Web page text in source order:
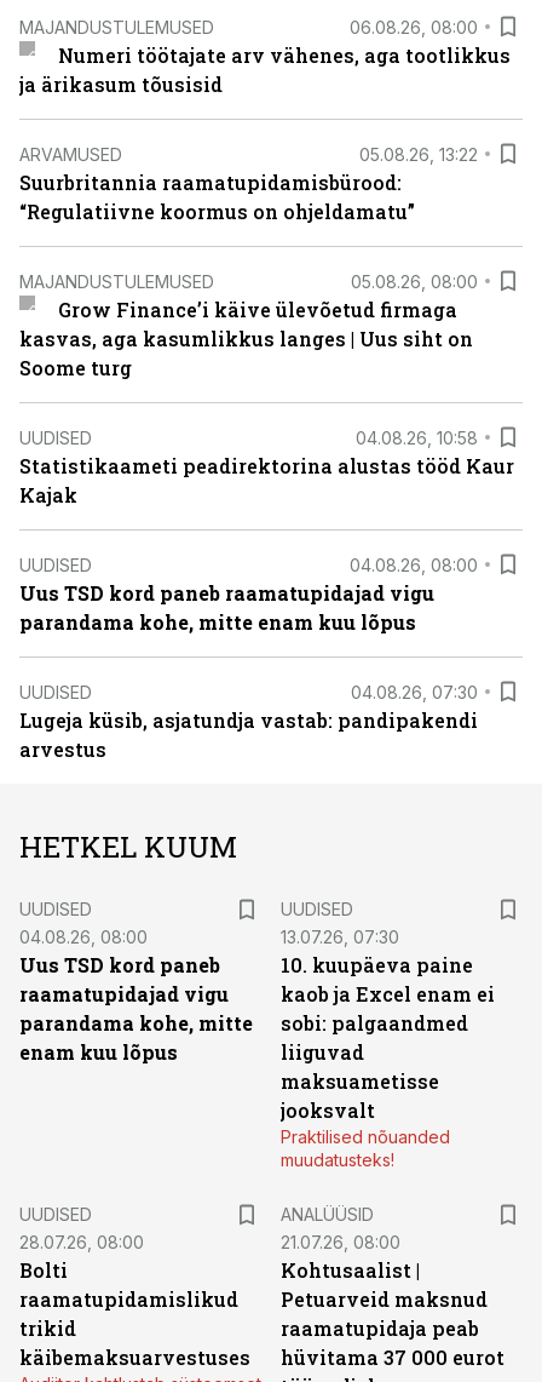
MAJANDUSTULEMUSED 06.08.26, 08:00
Numeri töötajate arv vähenes, aga tootlikkus
ja ärikasum tõusisid
ARVAMUSED 05.08.26, 13:22
Suurbritannia raamatupidamisbürood:
“Regulatiivne koormus on ohjeldamatu”
MAJANDUSTULEMUSED 05.08.26, 08:00
Grow Finance’i käive ülevõetud firmaga
kasvas, aga kasumlikkus langes | Uus siht on
Soome turg
UUDISED 04.08.26, 10:58
Statistikaameti peadirektorina alustas tööd Kaur
Kajak
UUDISED 04.08.26, 08:00
Uus TSD kord paneb raamatupidajad vigu
parandama kohe, mitte enam kuu lõpus
UUDISED 04.08.26, 07:30
Lugeja küsib, asjatundja vastab: pandipakendi
arvestus
HETKEL KUUM
UUDISED
04.08.26, 08:00
Uus TSD kord paneb
raamatupidajad vigu
parandama kohe, mitte
enam kuu lõpus
UUDISED
13.07.26, 07:30
10. kuupäeva paine
kaob ja Excel enam ei
sobi: palgaandmed
liiguvad
maksuametisse
jooksvalt
Praktilised nõuanded
muudatusteks!
UUDISED
28.07.26, 08:00
Bolti
raamatupidamislikud
trikid
käibemaksuarvestuses
ANALÜÜSID
21.07.26, 08:00
Kohtusaalist |
Petuarveid maksnud
raamatupidaja peab
hüvitama 37 000 eurot